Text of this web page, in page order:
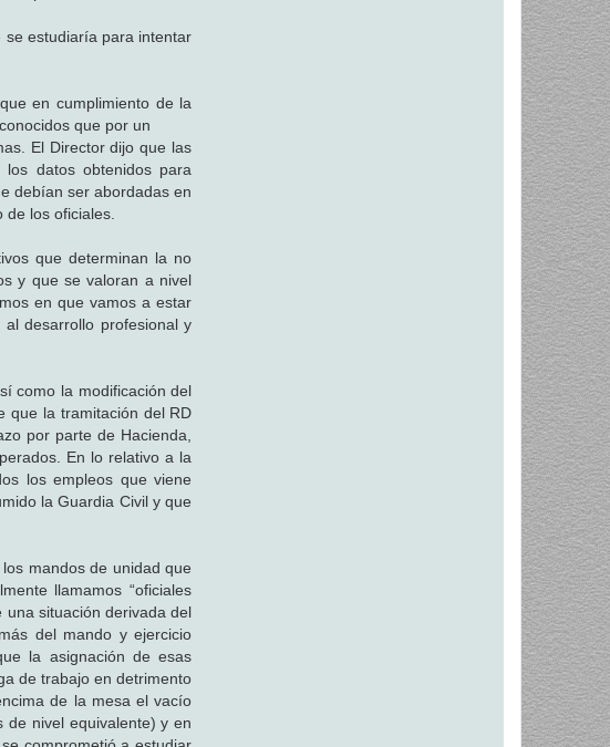
estudiaría para intentar
en cumplimiento de la
que por un
El Director dijo que las
los datos obtenidos para
debían ser abordadas en
los oficiales.
que determinan la no
y que se valoran a nivel
en que vamos a estar
desarrollo profesional y
como la modificación del
que la tramitación del RD
por parte de Hacienda,
En lo relativo a la
los empleos que viene
la Guardia Civil y que
mandos de unidad que
llamamos “oficiales
una situación derivada del
del mando y ejercicio
la asignación de esas
de trabajo en detrimento
de la mesa el vacío
de nivel equivalente) y en